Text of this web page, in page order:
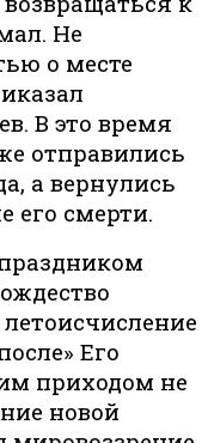
Не
о месте
В это время
отправились
а вернулись
его смерти.
Его
приходом не
новой